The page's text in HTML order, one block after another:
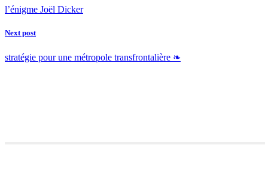
l’énigme Joël Dicker
Next post
stratégie pour une métropole transfrontalière ❧